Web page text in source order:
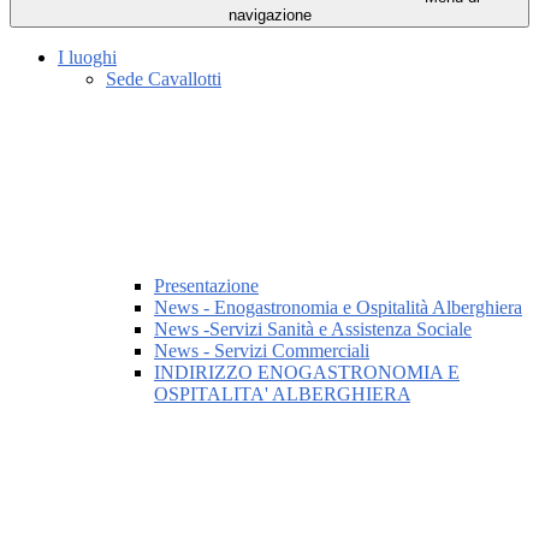
navigazione
I luoghi
Sede Cavallotti
Presentazione
News - Enogastronomia e Ospitalità Alberghiera
News -Servizi Sanità e Assistenza Sociale
News - Servizi Commerciali
INDIRIZZO ENOGASTRONOMIA E
OSPITALITA' ALBERGHIERA